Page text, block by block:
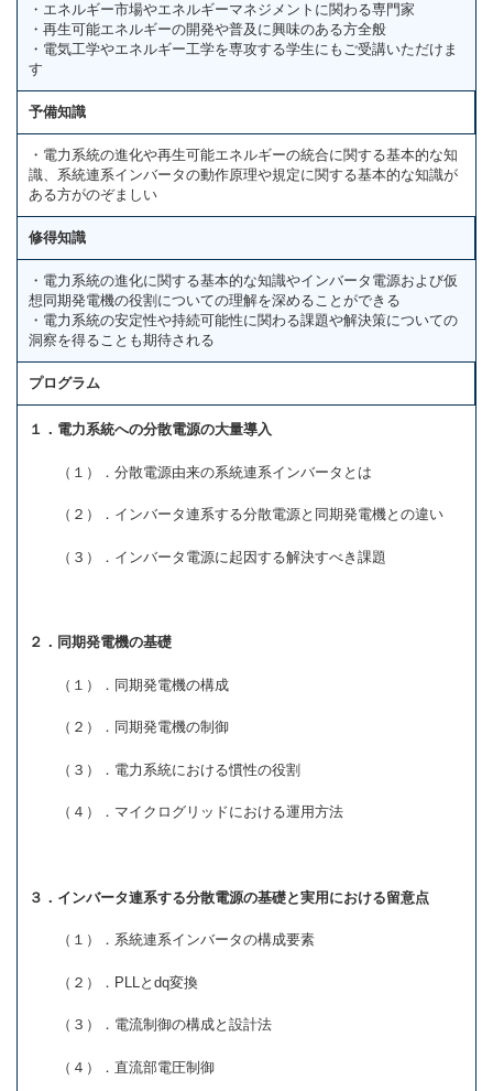
・エネルギー市場やエネルギーマネジメントに関わる専門家
・再生可能エネルギーの開発や普及に興味のある方全般
・電気工学やエネルギー工学を専攻する学生にもご受講いただけま
す
予備知識
・電力系統の進化や再生可能エネルギーの統合に関する基本的な知
識、系統連系インバータの動作原理や規定に関する基本的な知識が
ある方がのぞましい
修得知識
・電力系統の進化に関する基本的な知識やインバータ電源および仮
想同期発電機の役割についての理解を深めることができる
・電力系統の安定性や持続可能性に関わる課題や解決策についての
洞察を得ることも期待される
プログラム
１．電力系統への分散電源の大量導入
（１）．分散電源由来の系統連系インバータとは
（２）．インバータ連系する分散電源と同期発電機との違い
（３）．インバータ電源に起因する解決すべき課題
２．同期発電機の基礎
（１）．同期発電機の構成
（２）．同期発電機の制御
（３）．電力系統における慣性の役割
（４）．マイクログリッドにおける運用方法
３．インバータ連系する分散電源の基礎と実用における留意点
（１）．系統連系インバータの構成要素
（２）．PLLとdq変換
（３）．電流制御の構成と設計法
（４）．直流部電圧制御